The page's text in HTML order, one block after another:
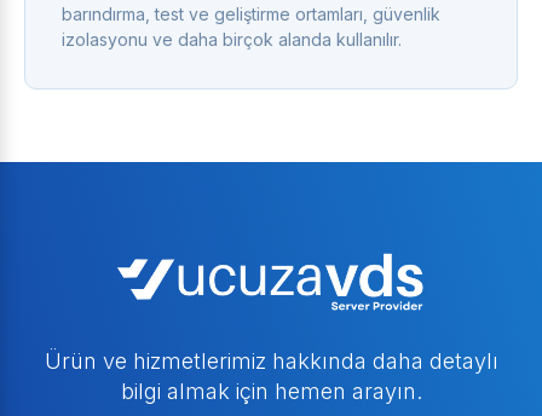
barındırma, test ve geliştirme ortamları, güvenlik
izolasyonu ve daha birçok alanda kullanılır.
Ürün ve hizmetlerimiz hakkında daha detaylı
bilgi almak için hemen arayın.